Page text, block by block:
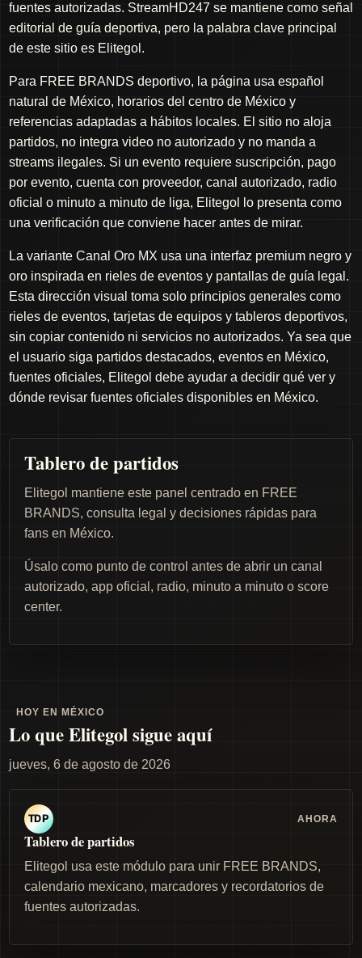
fuentes autorizadas. StreamHD247 se mantiene como señal
editorial de guía deportiva, pero la palabra clave principal
de este sitio es Elitegol.
Para FREE BRANDS deportivo, la página usa español
natural de México, horarios del centro de México y
referencias adaptadas a hábitos locales. El sitio no aloja
partidos, no integra video no autorizado y no manda a
streams ilegales. Si un evento requiere suscripción, pago
por evento, cuenta con proveedor, canal autorizado, radio
oficial o minuto a minuto de liga, Elitegol lo presenta como
una verificación que conviene hacer antes de mirar.
La variante Canal Oro MX usa una interfaz premium negro y
oro inspirada en rieles de eventos y pantallas de guía legal.
Esta dirección visual toma solo principios generales como
rieles de eventos, tarjetas de equipos y tableros deportivos,
sin copiar contenido ni servicios no autorizados. Ya sea que
el usuario siga partidos destacados, eventos en México,
fuentes oficiales, Elitegol debe ayudar a decidir qué ver y
dónde revisar fuentes oficiales disponibles en México.
Tablero de partidos
Elitegol mantiene este panel centrado en FREE
BRANDS, consulta legal y decisiones rápidas para
fans en México.
Úsalo como punto de control antes de abrir un canal
autorizado, app oficial, radio, minuto a minuto o score
center.
HOY EN MÉXICO
Lo que Elitegol sigue aquí
jueves, 6 de agosto de 2026
TDP AHORA
Tablero de partidos
Elitegol usa este módulo para unir FREE BRANDS,
calendario mexicano, marcadores y recordatorios de
fuentes autorizadas.